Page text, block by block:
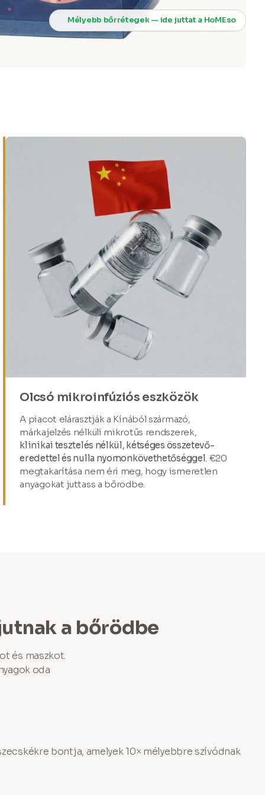
Mélyebb bőrrétegek — ide juttat a HoMEso
Olcsó mikroinfúziós eszközök
A piacot elárasztják a Kínából származó,
márkajelzés nélküli mikrotűs rendszerek,
klinikai tesztelés nélkül, kétséges összetevő-
eredettel és nulla nyomonkövethetőséggel . €20
megtakarítása nem éri meg, hogy ismeretlen
anyagokat juttass a bőrödbe.
a bőrödbe
és maszkot.
oda
bontja, amelyek 10× mélyebbre szívódnak